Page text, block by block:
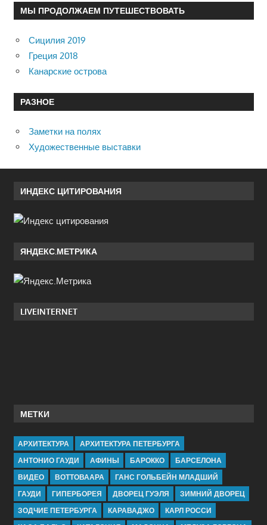
МЫ ПРОДОЛЖАЕМ ПУТЕШЕСТВОВАТЬ
Сицилия 2019
Греция 2018
Канарские острова
РАЗНОЕ
Заметки на полях
Художественные выставки
ИНДЕКС ЦИТИРОВАНИЯ
ЯНДЕКС.МЕТРИКА
LIVEINTERNET
МЕТКИ
АРХИТЕКТУРА
АРХИТЕКТУРА ПЕТЕРБУРГА
АНТОНИО ГАУДИ
АФИНЫ БАРОККО
БАРСЕЛОНА
ВИДЕО
ВОТТОВААРА
ГАНС ГОЛЬБЕЙН МЛАДШИЙ
ГАУДИ
ГИПЕРБОРЕЯ ДВОРЕЦ ГУЭЛЯ
ЗИМНИЙ ДВОРЕЦ
ЗОДЧИЕ ПЕТЕРБУРГА
КАРАВАДЖО
КАРЛ РОССИ